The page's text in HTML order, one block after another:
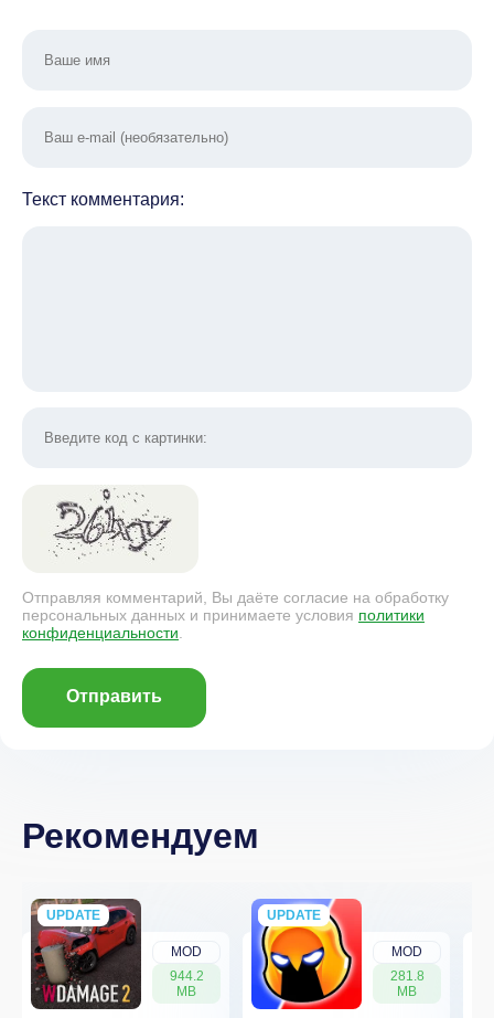
Текст комментария:
Отправляя комментарий, Вы даёте согласие на обработку
персональных данных и принимаете условия политики
конфиденциальности.
Отправить
Рекомендуем
MOD
944.2
MB
UPDATE
NEW
MOD
281.8
MB
UPDATE
NEW